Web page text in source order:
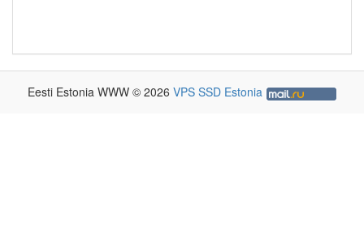
Eesti Estonia WWW © 2026 VPS SSD Estonia